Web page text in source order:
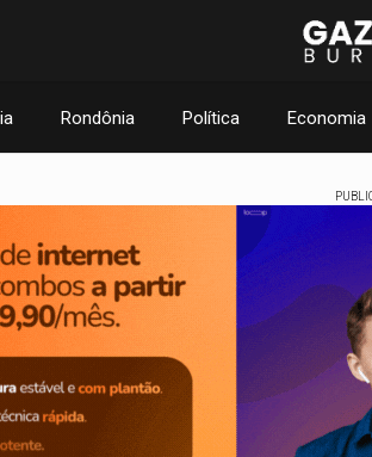
Rondônia Política Economia